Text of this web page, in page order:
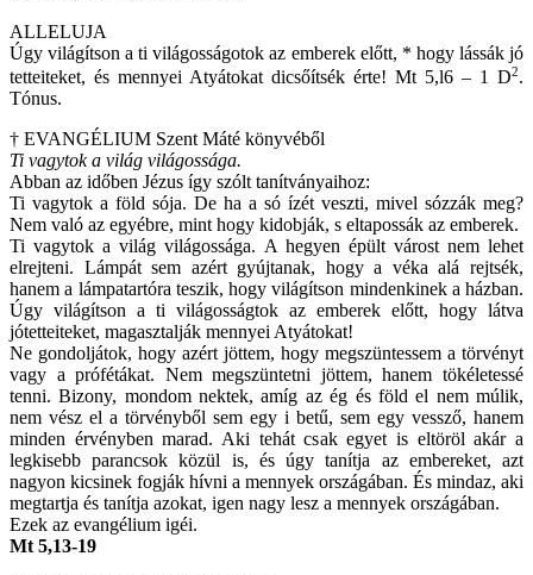
ALLELUJA
Úgy világítson a ti világosságotok az emberek előtt, * hogy lássák jó
tetteiteket, és mennyei Atyátokat dicsőítsék érte! Mt 5,l6 – 1 D2.
Tónus.
† EVANGÉLIUM Szent Máté könyvéből
Ti vagytok a világ világossága.
Abban az időben Jézus így szólt tanítványaihoz:
Ti vagytok a föld sója. De ha a só ízét veszti, mivel sózzák meg?
Nem való az egyébre, mint hogy kidobják, s eltapossák az emberek.
Ti vagytok a világ világossága. A hegyen épült várost nem lehet
elrejteni. Lámpát sem azért gyújtanak, hogy a véka alá rejtsék,
hanem a lámpatartóra teszik, hogy világítson mindenkinek a házban.
Úgy világítson a ti világosságtok az emberek előtt, hogy látva
jótetteiteket, magasztalják mennyei Atyátokat!
Ne gondoljátok, hogy azért jöttem, hogy megszüntessem a törvényt
vagy a prófétákat. Nem megszüntetni jöttem, hanem tökéletessé
tenni. Bizony, mondom nektek, amíg az ég és föld el nem múlik,
nem vész el a törvényből sem egy i betű, sem egy vessző, hanem
minden érvényben marad. Aki tehát csak egyet is eltöröl akár a
legkisebb parancsok közül is, és úgy tanítja az embereket, azt
nagyon kicsinek fogják hívni a mennyek országában. És mindaz, aki
megtartja és tanítja azokat, igen nagy lesz a mennyek országában.
Ezek az evangélium igéi.
Mt 5,13-19